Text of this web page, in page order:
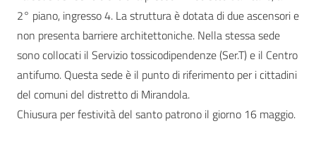
2° piano, ingresso 4. La struttura è dotata di due ascensori e
non presenta barriere architettoniche. Nella stessa sede
sono collocati il Servizio tossicodipendenze (Ser.T) e il Centro
antifumo. Questa sede è il punto di riferimento per i cittadini
del comuni del distretto di Mirandola.
Chiusura per festività del santo patrono il giorno 16 maggio.